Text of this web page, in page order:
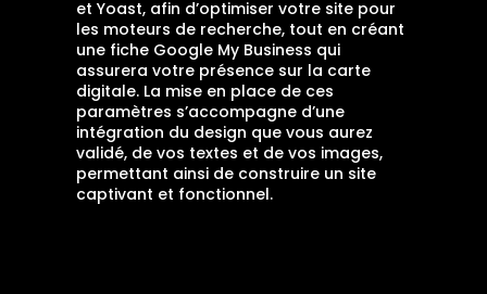
et Yoast, afin d’optimiser votre site pour
les moteurs de recherche, tout en créant
une fiche Google My Business qui
assurera votre présence sur la carte
digitale. La mise en place de ces
paramètres s’accompagne d’une
intégration du design que vous aurez
validé, de vos textes et de vos images,
permettant ainsi de construire un site
captivant et fonctionnel.